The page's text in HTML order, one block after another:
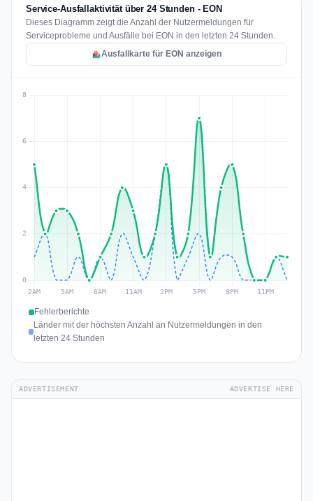
Service-Ausfallaktivität über 24 Stunden - EON
Dieses Diagramm zeigt die Anzahl der Nutzermeldungen für
Serviceprobleme und Ausfälle bei EON in den letzten 24 Stunden.
Ausfallkarte für EON anzeigen
Fehlerberichte
Länder mit der höchsten Anzahl an Nutzermeldungen in den
letzten 24 Stunden
ADVERTISEMENT ADVERTISE HERE